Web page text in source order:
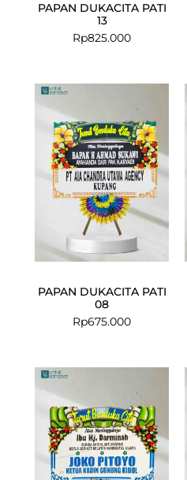
PAPAN DUKACITA PATI
13
Rp825.000
PAPAN DUKACITA PATI
08
Rp675.000